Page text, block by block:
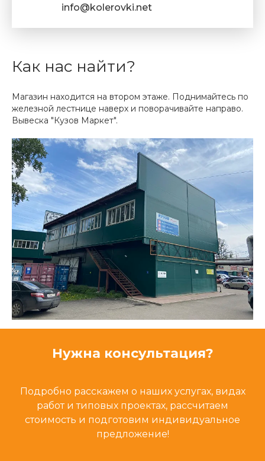
info@kolerovki.net
Как нас найти?
Магазин находится на втором этаже. Поднимайтесь по
железной лестнице наверх и поворачивайте направо.
Вывеска "Кузов Маркет".
Нужна консультация?
Подробно расскажем о наших услугах, видах
работ и типовых проектах, рассчитаем
стоимость и подготовим индивидуальное
предложение!